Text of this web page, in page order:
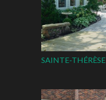
SAINTE-THÉRÈSE